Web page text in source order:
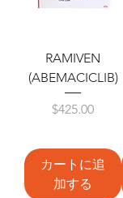
RAMIVEN
(ABEMACICLIB)
価格
$425.00
カートに追
加する